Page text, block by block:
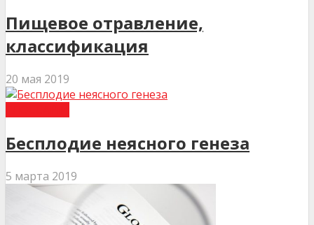
Пищевое отравление,
классификация
20 мая 2019
Бесплодие неясного генеза
5 марта 2019